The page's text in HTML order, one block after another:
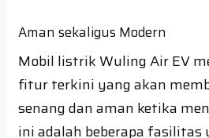
Aman sekaligus Modern
Mobil listrik Wuling Air EV
fitur terkini yang akan
senang dan aman ketika
ini adalah beberapa